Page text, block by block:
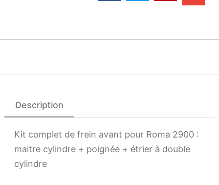
Description
Kit complet de frein avant pour Roma 2900 :
maitre cylindre + poignée + étrier à double
cylindre